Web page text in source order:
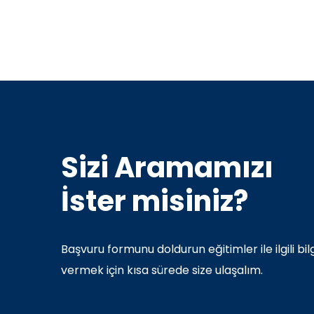
Sizi Aramamızı
İster misiniz?
Başvuru formunu doldurun eğitimler ile ilgili
vermek için kısa sürede size ulaşalım.